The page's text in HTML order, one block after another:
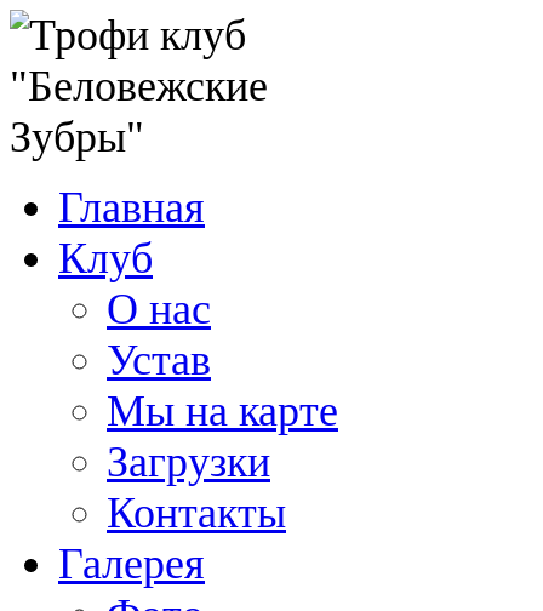
Главная
Клуб
О нас
Устав
Мы на карте
Загрузки
Контакты
Галерея